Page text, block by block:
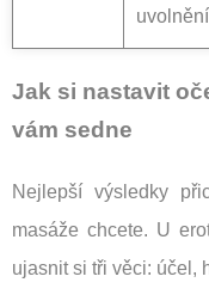
uvolnění
Jak si nastavit
vám sedne
Nejlepší výsledky
masáže chcete. U
ujasnit si tři věci: účel,